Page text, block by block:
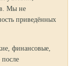
Мы не
приведённых
финансовые,